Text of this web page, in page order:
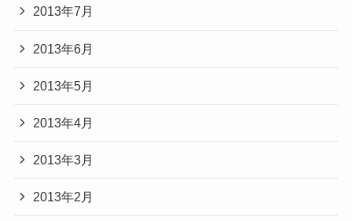
2013年7月
2013年6月
2013年5月
2013年4月
2013年3月
2013年2月